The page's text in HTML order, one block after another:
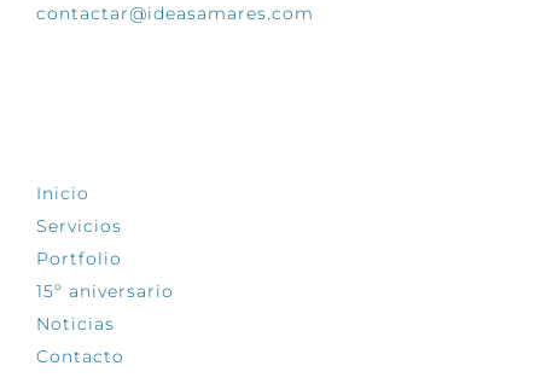
contactar@ideasamares.com
Inicio
Servicios
Portfolio
15º aniversario
Noticias
Contacto